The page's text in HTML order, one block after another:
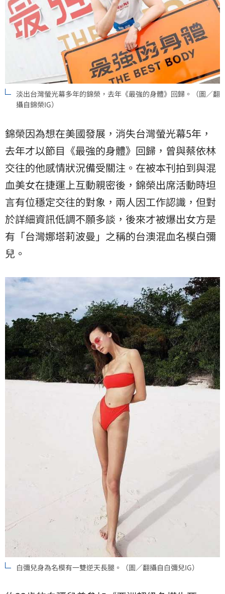
淡出台灣螢光幕多年的錦榮，去年《最強的身體》回歸。（圖／翻
攝自錦榮IG）
錦榮因為想在美國發展，消失台灣螢光幕5年，
去年才以節目《最強的身體》回歸，曾與蔡依林
交往的他感情狀況備受關注。在被本刊拍到與混
血美女在捷運上互動親密後，錦榮出席活動時坦
言有位穩定交往的對象，兩人因工作認識，但對
於詳細資訊低調不願多談，後來才被爆出女方是
有「台灣娜塔莉波曼」之稱的台澳混血名模白彌
兒。
白彌兒身為名模有一雙逆天長腿。（圖／翻攝自白彌兒IG）